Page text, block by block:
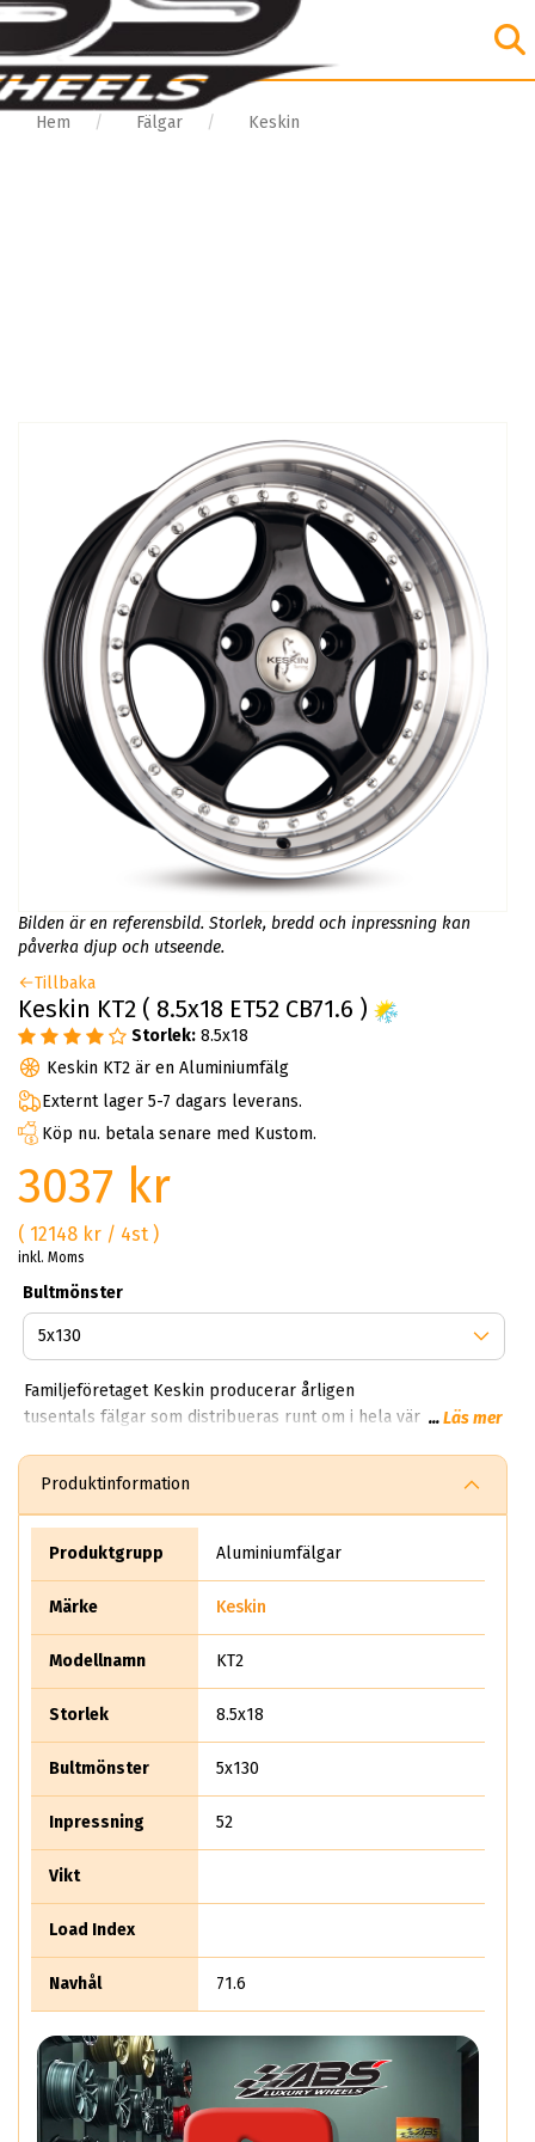
Hem Fälgar Keskin
Bilden är en referensbild. Storlek, bredd och inpressning kan
påverka djup och utseende.
Tillbaka
Keskin KT2 ( 8.5x18 ET52 CB71.6 )
Storlek: 8.5x18
Keskin KT2 är en Aluminiumfälg
Externt lager 5-7 dagars leverans.
Köp nu. betala senare med Kustom.
3037 kr
( 12148 kr / 4st )
inkl. Moms
Bultmönster
Familjeföretaget Keskin producerar årligen
tusentals fälgar som distribueras runt om i hela världen. På
bra priser. Keskin går under namnet Keskin Tuning Europe
...Läs mer
Produktinformation
Produktgrupp Aluminiumfälgar
Märke Keskin
Modellnamn KT2
Storlek 8.5x18
Bultmönster 5x130
Inpressning 52
Vikt
Load Index
Navhål 71.6